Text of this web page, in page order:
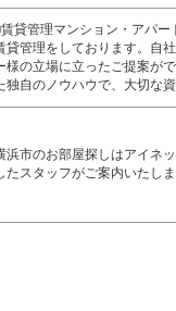
貸管理マンション・アパ
貸管理をしております。自
様の立場に立ったご提案が
独自のノウハウで、大切な
浜市のお部屋探しはアイネ
たスタッフがご案内いたしま